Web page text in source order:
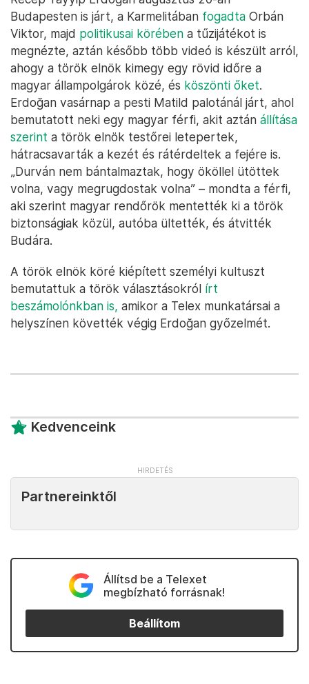
Budapesten is járt, a Karmelitában fogadta Orbán
Viktor, majd politikusai körében a tűzijátékot is
megnézte, aztán később több videó is készült arról,
ahogy a török elnök kimegy egy rövid időre a
magyar állampolgárok közé, és köszönti őket.
Erdoğan vasárnap a pesti Matild palotánál járt, ahol
bemutatott neki egy magyar férfi, akit aztán állítása
szerint a török elnök testőrei letepertek,
hátracsavarták a kezét és rátérdeltek a fejére is.
„Durván nem bántalmaztak, hogy ököllel ütöttek
volna, vagy megrugdostak volna” – mondta a férfi,
aki szerint magyar rendőrök mentették ki a török
biztonságiak közül, autóba ültették, és átvitték
Budára.
A török elnök köré kiépített személyi kultuszt
bemutattuk a török választásokról írt
beszámolónkban is, amikor a Telex munkatársai a
helyszínen követték végig Erdoğan győzelmét.
Kedvenceink
Partnereinktől
Állítsd be a Telexet
megbízható forrásnak!
Beállítom